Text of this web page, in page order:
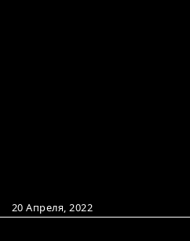
20 Апреля, 2022